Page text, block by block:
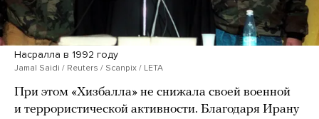
Насралла в 1992 году
Jamal Saidi / Reuters / Scanpix / LETA
При этом «Хизбалла» не снижала своей военной
и террористической активности. Благодаря Ирану